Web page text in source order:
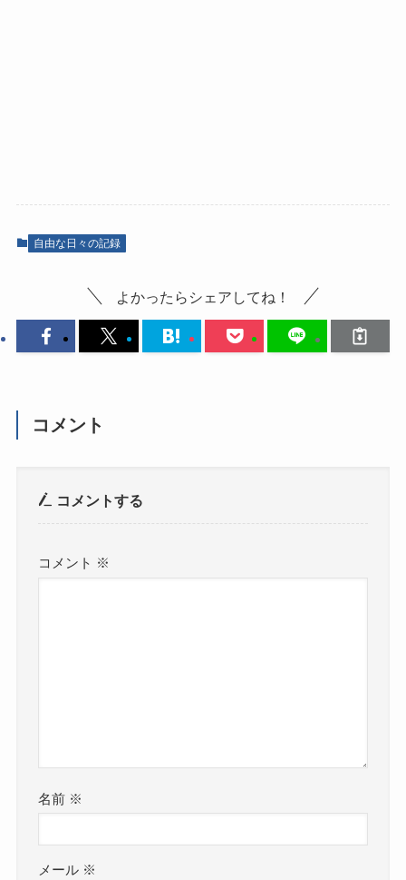
自由な日々の記録
よかったらシェアしてね！
コメント
コメントする
コメント ※
名前 ※
メール ※